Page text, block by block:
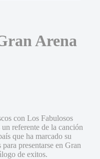
Arena
con Los Fabulosos
referente de la canción
que ha marcado su
presentarse en Gran
de exitos.